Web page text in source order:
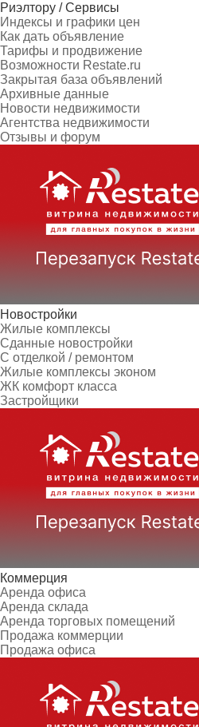
Риэлтору / Сервисы
Индексы и графики цен
Как дать объявление
Тарифы и продвижение
Возможности Restate.ru
Закрытая база объявлений
Архивные данные
Новости недвижимости
Агентства недвижимости
Отзывы и форум
Новостройки
Жилые комплексы
Сданные новостройки
С отделкой / ремонтом
Жилые комплексы эконом
ЖК комфорт класса
Застройщики
Коммерция
Аренда офиса
Аренда склада
Аренда торговых помещений
Продажа коммерции
Продажа офиса